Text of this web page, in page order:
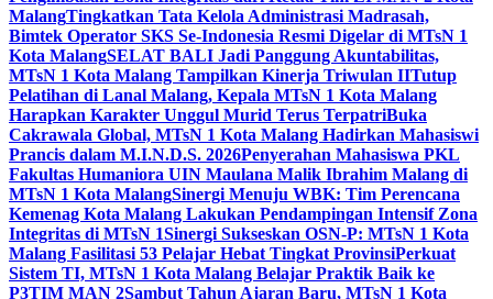
MalangTingkatkan Tata Kelola Administrasi Madrasah,
Bimtek Operator SKS Se-Indonesia Resmi Digelar di MTsN 1
Kota MalangSELAT BALI Jadi Panggung Akuntabilitas,
MTsN 1 Kota Malang Tampilkan Kinerja Triwulan IITutup
Pelatihan di Lanal Malang, Kepala MTsN 1 Kota Malang
Harapkan Karakter Unggul Murid Terus TerpatriBuka
Cakrawala Global, MTsN 1 Kota Malang Hadirkan Mahasiswi
Prancis dalam M.I.N.D.S. 2026Penyerahan Mahasiswa PKL
Fakultas Humaniora UIN Maulana Malik Ibrahim Malang di
MTsN 1 Kota MalangSinergi Menuju WBK: Tim Perencana
Kemenag Kota Malang Lakukan Pendampingan Intensif Zona
Integritas di MTsN 1Sinergi Sukseskan OSN-P: MTsN 1 Kota
Malang Fasilitasi 53 Pelajar Hebat Tingkat ProvinsiPerkuat
Sistem TI, MTsN 1 Kota Malang Belajar Praktik Baik ke
P3TIM MAN 2Sambut Tahun Ajaran Baru, MTsN 1 Kota